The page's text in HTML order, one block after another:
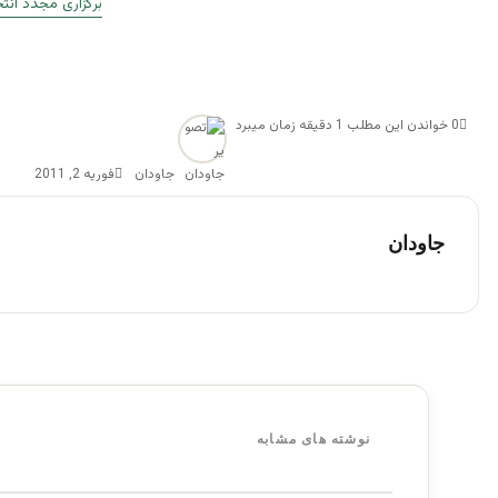
جاودان فوریه 2, 2011
0 خواندن این مطلب 1 دقیقه زمان میبرد
جاودان
نوشته های مشابه